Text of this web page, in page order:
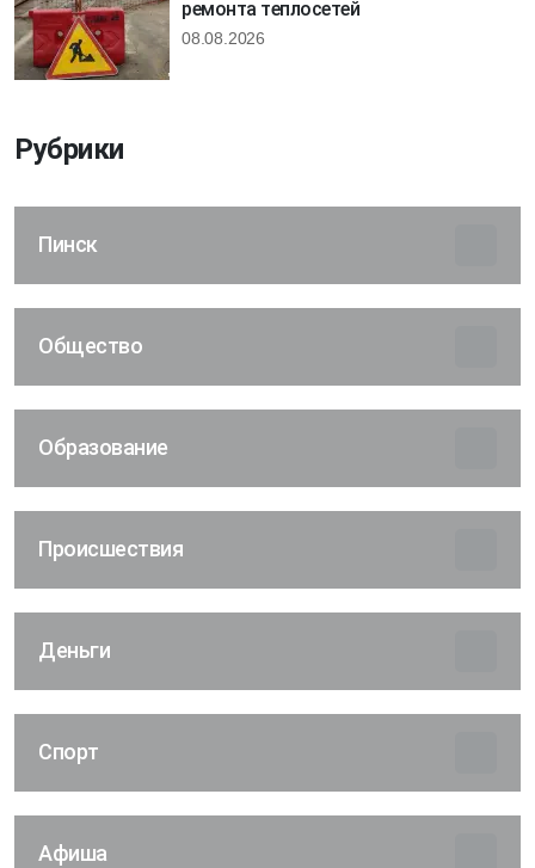
ремонта теплосетей
08.08.2026
Рубрики
Пинск
Общество
Образование
Происшествия
Деньги
Спорт
Афиша